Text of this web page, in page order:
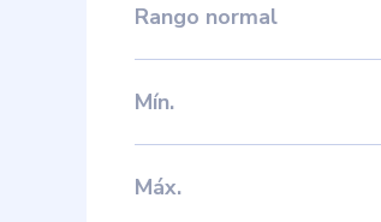
Rango normal
Mín.
Máx.